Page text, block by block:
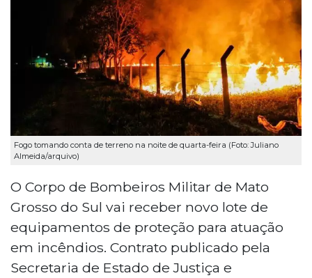
Fogo tomando conta de terreno na noite de quarta-feira (Foto: Juliano
Almeida/arquivo)
O Corpo de Bombeiros Militar de Mato
Grosso do Sul vai receber novo lote de
equipamentos de proteção para atuação
em incêndios. Contrato publicado pela
Secretaria de Estado de Justiça e